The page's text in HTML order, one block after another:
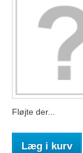
Fløjte der...
Læg i kurv